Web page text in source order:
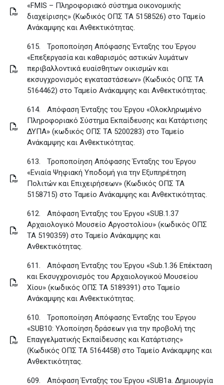
«FMIS – Πληροφοριακό σύστημα οικονομικής
διαχείρισης» (Κωδικός ΟΠΣ ΤΑ 5158526) στο Ταμείο
Ανάκαμψης και Ανθεκτικότητας.
615.
Τροποποίηση Απόφασης Ένταξης του Έργου
«Επεξεργασία και καθαρισμός αστικών λυμάτων
περιβαλλοντικά ευαίσθητων οικισμών και
εκσυγχρονισμός εγκαταστάσεων» (Κωδικός ΟΠΣ ΤΑ
5164462) στο Ταμείο Ανάκαμψης και Ανθεκτικότητας.
614.
Απόφαση Ένταξης του Έργου «Ολοκληρωμένο
Πληροφοριακό Σύστημα Εκπαίδευσης και Κατάρτισης
ΔΥΠΑ» (κωδικός ΟΠΣ ΤΑ 5200283) στο Ταμείο
Ανάκαμψης και Ανθεκτικότητας.
613.
Τροποποίηση Απόφασης Ένταξης του Έργου
«Ενιαία Ψηφιακή Υποδομή για την Εξυπηρέτηση
Πολιτών και Επιχειρήσεων» (Κωδικός ΟΠΣ ΤΑ
5158715) στο Ταμείο Ανάκαμψης και Ανθεκτικότητας.
612.
Απόφαση Ένταξης του Έργου «SUB.1.37
Αρχαιολογικό Μουσείο Αργοστολίου» (κωδικός ΟΠΣ
ΤΑ 5190359) στο Ταμείο Ανάκαμψης και
Ανθεκτικότητας.
611.
Απόφαση Ένταξης του Έργου «Sub.1.36 Επέκταση
και Εκσυγχρονισμός του Αρχαιολογικού Μουσείου
Χίου» (κωδικός ΟΠΣ ΤΑ 5189391) στο Ταμείο
Ανάκαμψης και Ανθεκτικότητας.
610.
Τροποποίηση Απόφασης Ένταξης του Έργου
«SUB10: Yλοποίηση δράσεων για την προβολή της
Επαγγελματικής Εκπαίδευσης και Κατάρτισης»
(Κωδικός ΟΠΣ ΤΑ 5164458) στο Ταμείο Ανάκαμψης και
Ανθεκτικότητας.
609.
Απόφαση Ένταξης του Έργου «SUB1a. Δημιουργία